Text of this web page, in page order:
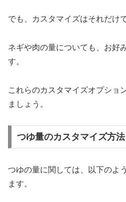
でも、カスタマイズはそれだけ
ネギや肉の量についても、お好
す。
これらのカスタマイズオプショ
ましょう。
つゆ量のカスタマイズ方法
つゆの量に関しては、以下のよ
ます。